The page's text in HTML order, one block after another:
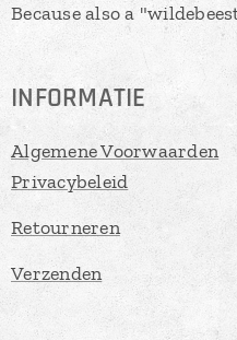
Because also a
INFORMATIE
Algemene Voorwaarden
Privacybeleid
Retourneren
Verzenden